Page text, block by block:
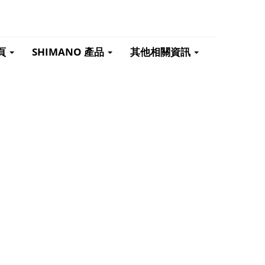
SHIMANO 產品 其他相關資訊